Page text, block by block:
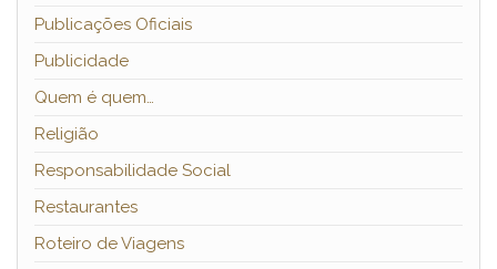
Publicações Oficiais
Publicidade
Quem é quem…
Religião
Responsabilidade Social
Restaurantes
Roteiro de Viagens